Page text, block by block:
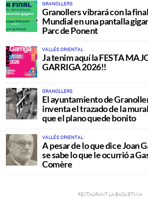
GRANOLLERS
Granollers vibrará con la
Mundial en una pantalla
Parc de Ponent
VALLÉS ORIENTAL
Ja tenim aquí la FESTA
GARRIGA 2026!!
GRANOLLERS
El ayuntamiento de
inventa el trazado de la
que el plano quede bonito
VALLÉS ORIENTAL
A pesar de lo que dice Joan
se sabe lo que le ocurrió a
Comère